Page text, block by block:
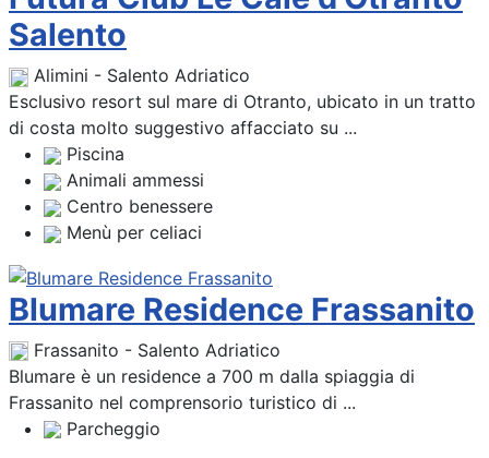
Salento
Alimini - Salento Adriatico
Esclusivo resort sul mare di Otranto, ubicato in un tratto
di costa molto suggestivo affacciato su ...
Piscina
Animali ammessi
Centro benessere
Menù per celiaci
Blumare Residence Frassanito
Frassanito - Salento Adriatico
Blumare è un residence a 700 m dalla spiaggia di
Frassanito nel comprensorio turistico di ...
Parcheggio